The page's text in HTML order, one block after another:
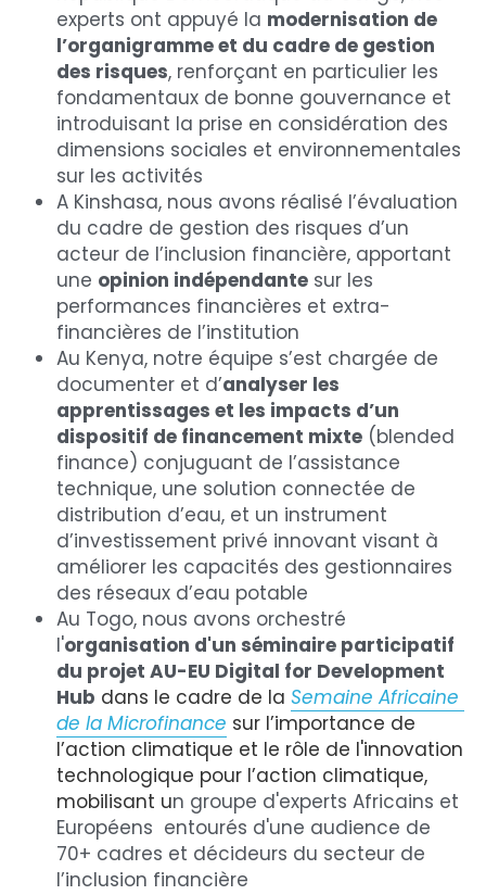
experts ont appuyé la modernisation de
l’organigramme et du cadre de gestion
des risques, renforçant en particulier les
fondamentaux de bonne gouvernance et
introduisant la prise en considération des
dimensions sociales et environnementales
sur les activités
A Kinshasa, nous avons réalisé l’évaluation
du cadre de gestion des risques d’un
acteur de l’inclusion financière, apportant
une opinion indépendante sur les
performances financières et extra-
financières de l’institution
Au Kenya, notre équipe s’est chargée de
documenter et d’analyser les
apprentissages et les impacts d’un
dispositif de financement mixte (blended
finance) conjuguant de l’assistance
technique, une solution connectée de
distribution d’eau, et un instrument
d’investissement privé innovant visant à
améliorer les capacités des gestionnaires
des réseaux d’eau potable
Au Togo, nous avons orchestré
l'organisation d'un séminaire participatif
du projet AU-EU Digital for Development
Hub dans le cadre de la Semaine Africaine
de la Microfinance sur l’importance de
l’action climatique et le rôle de l'innovation
technologique pour l’action climatique,
mobilisant un groupe d'experts Africains et
Européens  entourés d'une audience de
70+ cadres et décideurs du secteur de
l’inclusion financière